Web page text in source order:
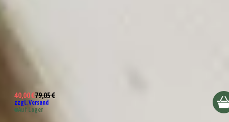
40,00 €79,05 €
zzgl. Versand
Auf Lager